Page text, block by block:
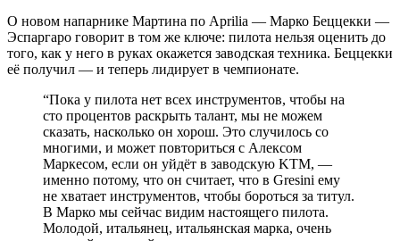
О новом напарнике Мартина по Aprilia — Марко Беццекки —
Эспаргаро говорит в том же ключе: пилота нельзя оценить до
того, как у него в руках окажется заводская техника. Беццекки
её получил — и теперь лидирует в чемпионате.
“Пока у пилота нет всех инструментов, чтобы на
сто процентов раскрыть талант, мы не можем
сказать, насколько он хорош. Это случилось со
многими, и может повториться с Алексом
Маркесом, если он уйдёт в заводскую KTM, —
именно потому, что он считает, что в Gresini ему
не хватает инструментов, чтобы бороться за титул.
В Марко мы сейчас видим настоящего пилота.
Молодой, итальянец, итальянская марка, очень